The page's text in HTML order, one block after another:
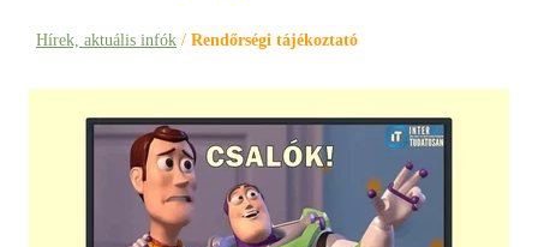
Hírek, aktuális infók / Rendőrségi tájékoztató